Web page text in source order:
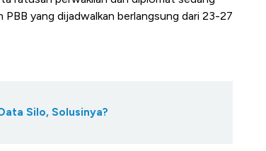
yang dijadwalkan berlangsung dari 23-27
Silo, Solusinya?